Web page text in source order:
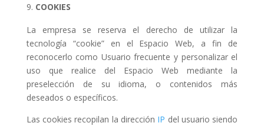
COOKIES
La empresa se reserva el derecho de utilizar la
tecnología “cookie” en el Espacio Web, a fin de
reconocerlo como Usuario frecuente y personalizar el
uso que realice del Espacio Web mediante la
preselección de su idioma, o contenidos más
deseados o específicos.
Las cookies recopilan la dirección IP del usuario siendo